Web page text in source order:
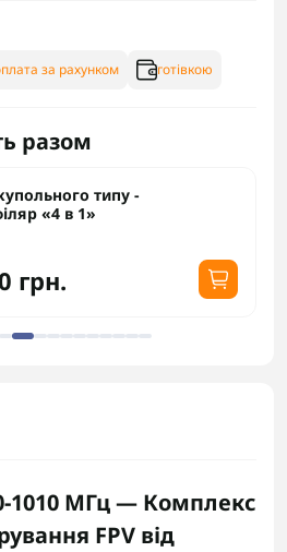
за рахунком готівкою
разом
типу -
«4 в 1»
грн.
1010 МГц — Комплекс
FPV від